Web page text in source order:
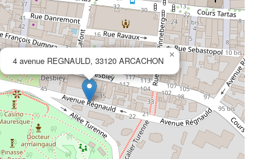
4 avenue REGNAULD, 33120 ARCACHON
×